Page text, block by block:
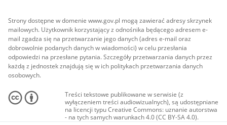
Strony dostępne w domenie www.gov.pl mogą zawierać adresy skrzynek
mailowych. Użytkownik korzystający z odnośnika będącego adresem e-
mail zgadza się na przetwarzanie jego danych (adres e-mail oraz
dobrowolnie podanych danych w wiadomości) w celu przesłania
odpowiedzi na przesłane pytania. Szczegóły przetwarzania danych przez
każdą z jednostek znajdują się w ich politykach przetwarzania danych
osobowych.
Treści tekstowe publikowane w serwisie (z
wyłączeniem treści audiowizualnych), są udostępniane
na licencji typu Creative Commons: uznanie autorstwa
- na tych samych warunkach 4.0 (CC BY-SA 4.0).